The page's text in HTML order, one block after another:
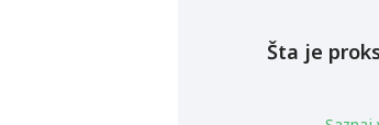
Šta je